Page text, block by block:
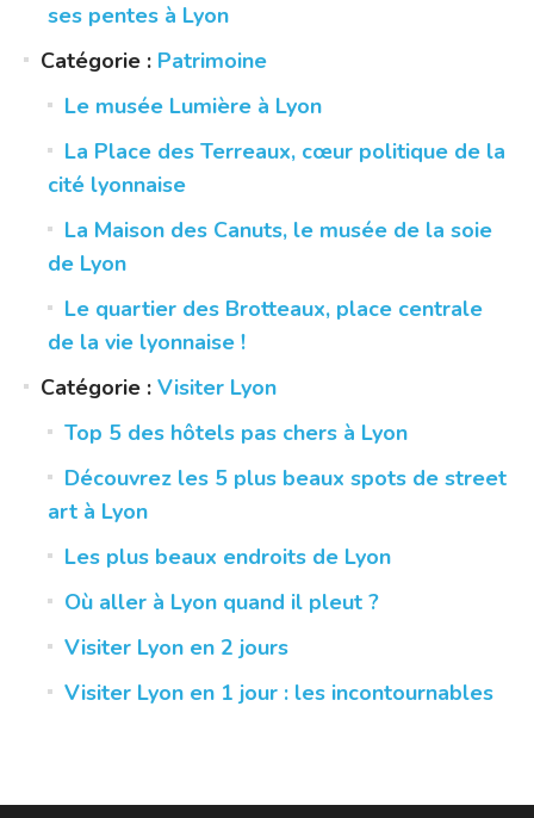
ses pentes à Lyon
Catégorie : Patrimoine
Le musée Lumière à Lyon
La Place des Terreaux, cœur politique de la
cité lyonnaise
La Maison des Canuts, le musée de la soie
de Lyon
Le quartier des Brotteaux, place centrale
de la vie lyonnaise !
Catégorie : Visiter Lyon
Top 5 des hôtels pas chers à Lyon
Découvrez les 5 plus beaux spots de street
art à Lyon
Les plus beaux endroits de Lyon
Où aller à Lyon quand il pleut ?
Visiter Lyon en 2 jours
Visiter Lyon en 1 jour : les incontournables